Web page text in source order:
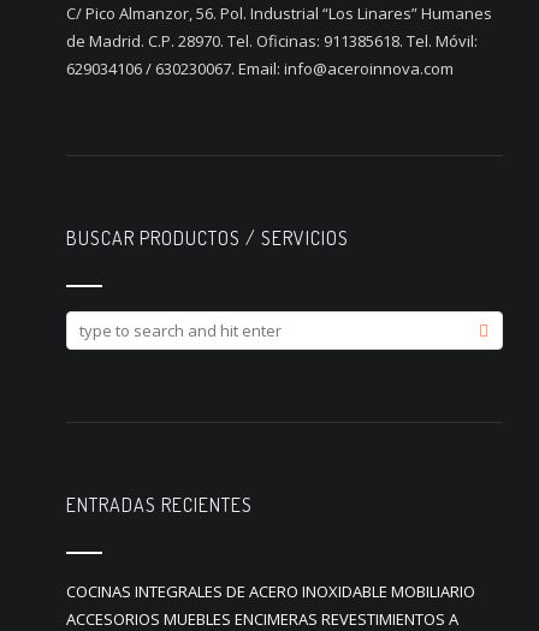
C/ Pico Almanzor, 56. Pol. Industrial “Los Linares” Humanes
de Madrid. C.P. 28970. Tel. Oficinas: 911385618. Tel. Móvil:
629034106 / 630230067. Email: info@aceroinnova.com
BUSCAR PRODUCTOS / SERVICIOS
ENTRADAS RECIENTES
COCINAS INTEGRALES DE ACERO INOXIDABLE MOBILIARIO
ACCESORIOS MUEBLES ENCIMERAS REVESTIMIENTOS A